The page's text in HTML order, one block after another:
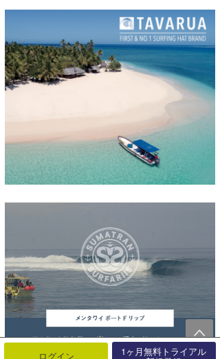
ログイン 1ヶ月無料トライアル